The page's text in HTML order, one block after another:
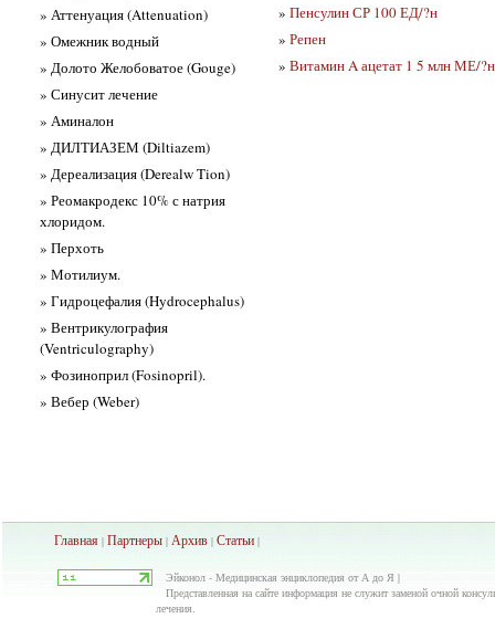
» Аттенуация (Attenuation)
» Омежник водный
» Долото Желобоватое (Gouge)
» Синусит лечение
» Аминалон
» ДИЛТИАЗЕМ (Diltiazem)
» Дереализация (Derealw Tion)
» Реомакродекс 10% с натрия
хлоридом.
» Перхоть
» Мотилиум.
» Гидроцефалия (Hydrocephalus)
» Вентрикулография
(Ventriculography)
» Фозиноприл (Fosinopril).
» Вебер (Weber)
» Пенсулин СР 100 ЕД/?н
» Репен
» Витамин A ацетат 1 5 млн МЕ/?н
Главная | Партнеры | Архив | Статьи |
Эйконол - Медицинская энциклопедия от А до Я |
Представленная на сайте информация не служит заменой очной
лечения.